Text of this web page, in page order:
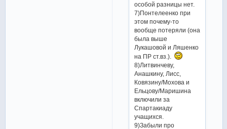
особой разницы нет.
7)Понтелеенко при
этом почему-то
вообще потеряли (она
была выше
Лукашовой и Ляшенко
на ПР ст.вз.).
8)Литвинчеву,
Анашкину, Лисс,
Ковязину/Мохова и
Ельцову/Маришина
включили за
Спартакиаду
учащихся.
9)Забыли про